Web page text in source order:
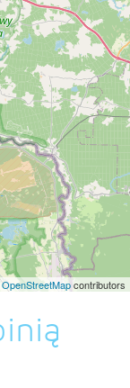
OpenStreetMapcontributors